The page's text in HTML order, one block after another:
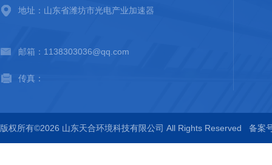
地址：山东省潍坊市光电产业加速器
邮箱：1138303036@qq.com
传真：
版权所有©2026 山东天合环境科技有限公司 All Rights Reserved 备案